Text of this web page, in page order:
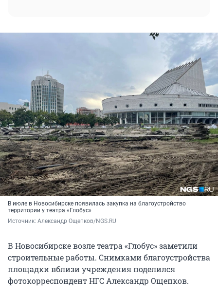
В июле в Новосибирске появилась закупка на благоустройство
территории у театра «Глобус»
Источник: Александр Ощепков/NGS.RU
В Новосибирске возле театра «Глобус» заметили
строительные работы. Снимками благоустройства
площадки вблизи учреждения поделился
фотокорреспондент НГС Александр Ощепков.